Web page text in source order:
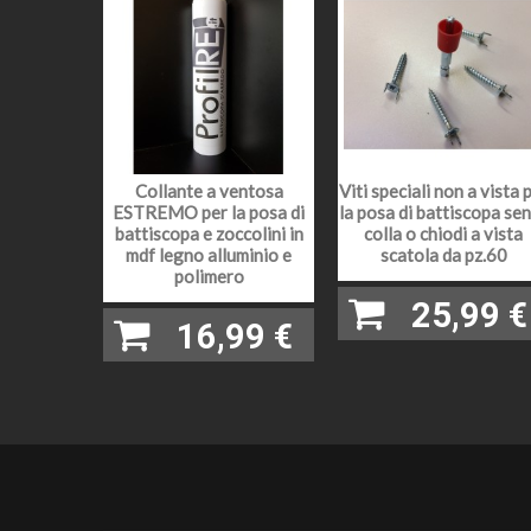
BORDO
Collante a ventosa
ESTREMO per la posa di
battiscopa e zoccolini in
mdf legno alluminio e
polimero
16,99 €
Viti speciali non a vista
la posa di battiscopa
colla o chiodi a vista
scatola da pz.60
25,99 €